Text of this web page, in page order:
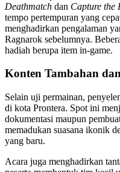
Deathmatch dan Capture the
tempo pertempuran yang
menghadirkan pengalaman
Ragnarok sebelumnya.
hadiah berupa item in-game.
Konten Tambahan
Selain uji permainan,
di kota Prontera. Spot ini
dokumentasi maupun
memadukan suasana ikonik
yang baru.
Acara juga menghadirkan